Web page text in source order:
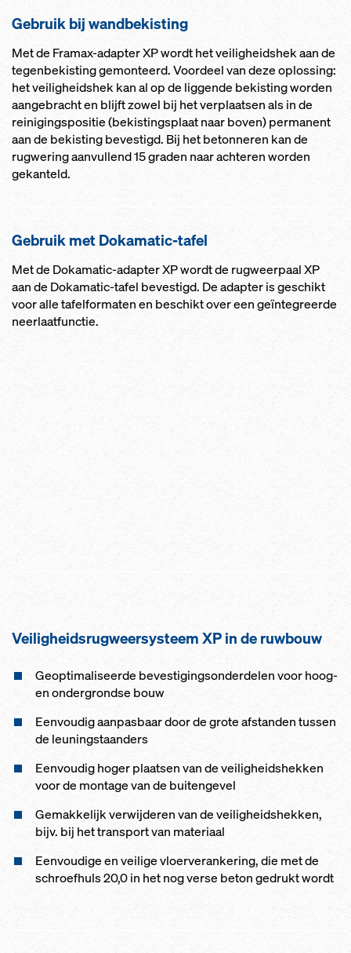
Gebruik bij wandbekisting
Met de Framax-adapter XP wordt het veiligheidshek aan de
tegenbekisting gemonteerd. Voordeel van deze oplossing:
het veiligheidshek kan al op de liggende bekisting worden
aangebracht en blijft zowel bij het verplaatsen als in de
reinigingspositie (bekistingsplaat naar boven) permanent
aan de bekisting bevestigd. Bij het betonneren kan de
rugwering aanvullend 15 graden naar achteren worden
gekanteld.
Gebruik met Dokamatic-tafel
Met de Dokamatic-adapter XP wordt de rugweerpaal XP
aan de Dokamatic-tafel bevestigd. De adapter is geschikt
voor alle tafelformaten en beschikt over een geïntegreerde
neerlaatfunctie.
Veiligheidsrugweer­systeem XP in de ruwbouw
Geoptimaliseerde bevestigingsonderdelen voor hoog-
en ondergrondse bouw
Eenvoudig aanpasbaar door de grote afstanden tussen
de leuningstaanders
Eenvoudig hoger plaatsen van de veiligheidshekken
voor de montage van de buitengevel
Gemakkelijk verwijderen van de veiligheidshekken,
bijv. bij het transport van materiaal
Eenvoudige en veilige vloerverankering, die met de
schroefhuls 20,0 in het nog verse beton gedrukt wordt